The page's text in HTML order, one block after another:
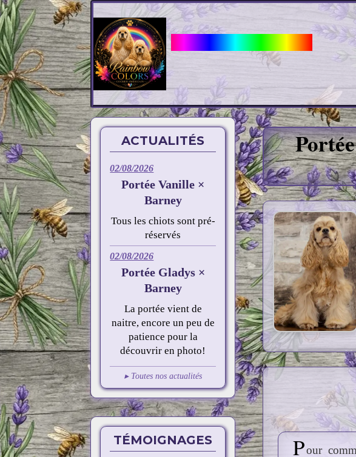
Pour
ACTUALITÉS
02/08/2026
Portée Vanille ×
Barney
Tous les chiots sont pré-
réservés
02/08/2026
Portée Gladys ×
Barney
La portée vient de
naitre, encore un peu de
patience pour la
découvrir en photo!
▸ Toutes nos actualités
TÉMOIGNAGES